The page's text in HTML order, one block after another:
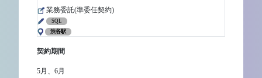
業務委託(準委任契約)
SQL
渋谷駅
契約期間
5月、6月